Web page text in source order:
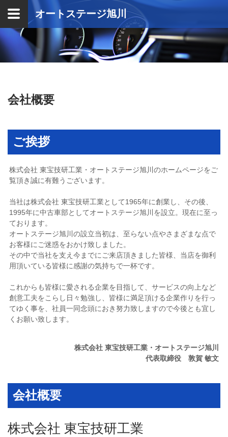
Home
中古車販売
中古販売
カスタムカー
整備サービス
会社概要
オートステージ旭川
会社概要
ご挨拶
株式会社 東宝技研工業・オートステージ旭川のホームページをご
覧頂き誠に有難うございます。
当社は株式会社 東宝技研工業として1965年に創業し、その後、
1995年に中古車部としてオートステージ旭川を設立。現在に至っ
ております。
オートステージ旭川の設立当初は、至らない点やさまざまな点で
お客様にご迷惑をおかけ致しました。
その中で当社を支え今までにご来店頂きました皆様、当店を御利
用頂いている皆様に感謝の気持ちで一杯です。
これからも皆様に愛される企業を目指して、サービスの向上など
創意工夫をこらし日々勉強し、皆様に満足頂ける企業作りを行っ
てゆく事を、社員一同念頭におき努力致しますので今後とも宜し
くお願い致します。
株式会社 東宝技研工業・オートステージ旭川
代表取締役 敦賀 敏文
会社概要
株式会社 東宝技研工業